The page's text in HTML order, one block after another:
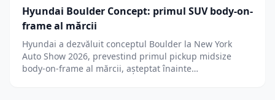
Hyundai Boulder Concept: primul SUV body-on-
frame al mărcii
Hyundai a dezvăluit conceptul Boulder la New York
Auto Show 2026, prevestind primul pickup midsize
body-on-frame al mărcii, așteptat înainte…